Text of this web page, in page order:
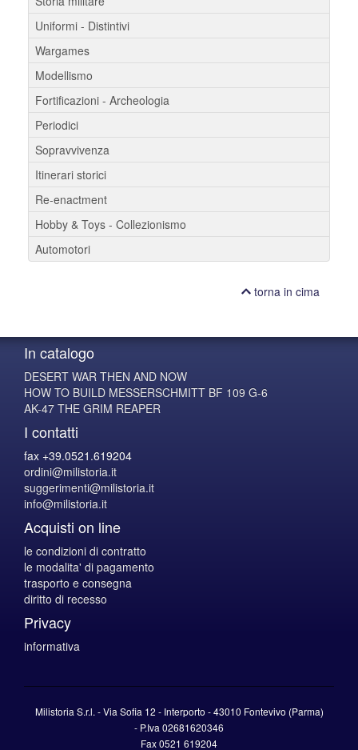
Uniformi - Distintivi
Wargames
Modellismo
Fortificazioni - Archeologia
Periodici
Sopravvivenza
Itinerari storici
Re-enactment
Hobby & Toys - Collezionismo
Automotori
torna in cima
In catalogo
DESERT WAR THEN AND NOW
HOW TO BUILD MESSERSCHMITT BF 109 G-6
AK-47 THE GRIM REAPER
I contatti
fax +39.0521.619204
ordini@milistoria.it
suggerimenti@milistoria.it
info@milistoria.it
Acquisti on line
le condizioni di contratto
le modalita' di pagamento
trasporto e consegna
diritto di recesso
Privacy
informativa
Milistoria S.r.l. - Via Sofia 12 - Interporto - 43010 Fontevivo (Parma)
- P.Iva 02681620346
Fax 0521 619204